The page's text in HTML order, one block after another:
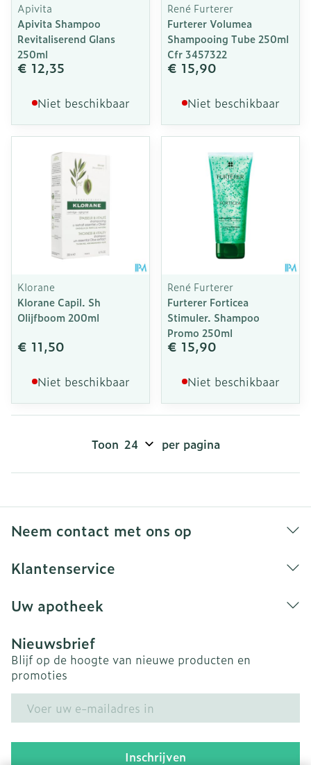
Apivita
Apivita Shampoo
Revitaliserend Glans
250ml
€ 12,35
Niet beschikbaar
René Furterer
Furterer Volumea
Shampooing Tube 250ml
Cfr 3457322
€ 15,90
Niet beschikbaar
Klorane
Klorane Capil. Sh
Olijfboom 200ml
€ 11,50
Niet beschikbaar
René Furterer
Furterer Forticea
Stimuler. Shampoo
Promo 250ml
€ 15,90
Niet beschikbaar
Toon per pagina
Neem contact met ons op
Klantenservice
Uw apotheek
Nieuwsbrief
Blijf op de hoogte van nieuwe producten en
promoties
Inschrijven